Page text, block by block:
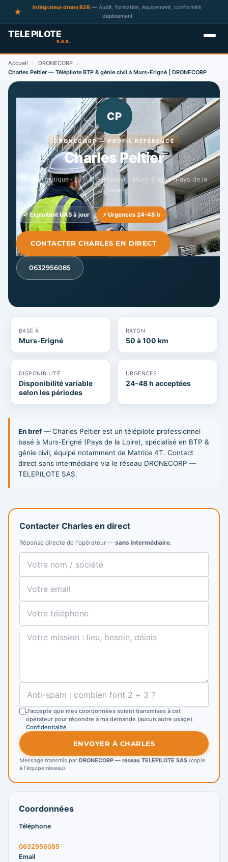
Intégrateur drone B2B — Audit, formation, équipement, conformité,
déploiement
Accueil › DRONECORP ›
Charles Peltier — Télépilote BTP & génie civil à Murs-Erigné | DRONECORP
CP
DRONECORP — PROFIL RÉFÉRENCÉ
Charles Peltier
Cl informatique · BTP & Génie civil · Murs-Erigné (Pays de la
Loire)
✓ Exploitant UAS à jour ⚡ Urgences 24-48 h
CONTACTER CHARLES EN DIRECT
0632956085
BASÉ À
Murs-Erigné
RAYON
50 à 100 km
DISPONIBILITÉ
Disponibilité variable
selon les périodes
URGENCES
24-48 h acceptées
En bref — Charles Peltier est un télépilote professionnel
basé à Murs-Erigné (Pays de la Loire), spécialisé en BTP &
génie civil, équipé notamment de Matrice 4T. Contact
direct sans intermédiaire via le réseau DRONECORP —
TELEPILOTE SAS.
Contacter Charles en direct
Réponse directe de l'opérateur — sans intermédiaire.
J'accepte que mes coordonnées soient transmises à cet
opérateur pour répondre à ma demande (aucun autre usage).
Confidentialité
ENVOYER À CHARLES
Message transmis par DRONECORP — réseau TELEPILOTE SAS (copie
à l'équipe réseau).
Coordonnées
Téléphone
0632956085
Email